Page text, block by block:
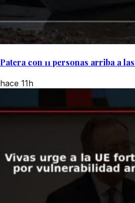
Patera con 11 personas arriba a
hace 11h